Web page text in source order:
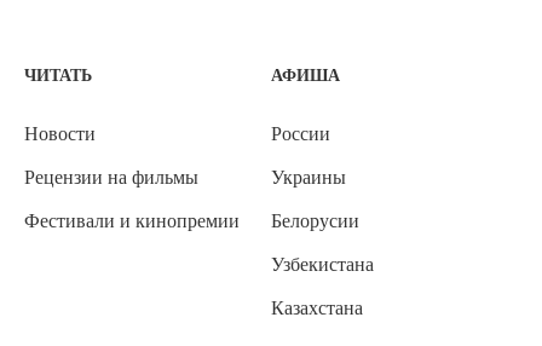
ЧИТАТЬ
Новости
Рецензии на фильмы
Фестивали и кинопремии
АФИША
России
Украины
Белорусии
Узбекистана
Казахстана